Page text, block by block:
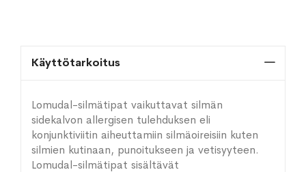
Käyttötarkoitus
Lomudal-silmätipat vaikuttavat silmän
sidekalvon allergisen tulehduksen eli
konjunktiviitin aiheuttamiin silmäoireisiin kuten
silmien kutinaan, punoitukseen ja vetisyyteen.
Lomudal-silmätipat sisältävät